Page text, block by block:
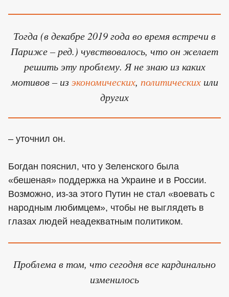
Тогда (в декабре 2019 года во время встречи в
Париже – ред.) чувствовалось, что он желает
решить эту проблему. Я не знаю из каких
мотивов – изэкономических, политическихили
других
– уточнил он.
Богдан пояснил, что у Зеленского была
«бешеная» поддержка на Украине и в России.
Возможно, из-за этого Путин не стал «воевать с
народным любимцем», чтобы не выглядеть в
глазах людей неадекватным политиком.
Проблема в том, что сегодня все кардинально
изменилось